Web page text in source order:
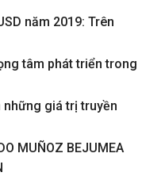
năm 2019: Trên
tâm phát triển trong
những giá trị truyền
MUÑOZ BEJUMEA